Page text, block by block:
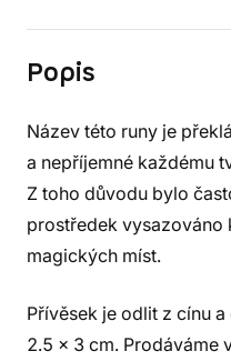
Popis
Název této runy je
a nepříjemné každému
Z toho důvodu bylo
prostředek vysazováno
magických míst.
Přívěsek je odlit z cínu
2.5 x 3 cm. Prodáváme